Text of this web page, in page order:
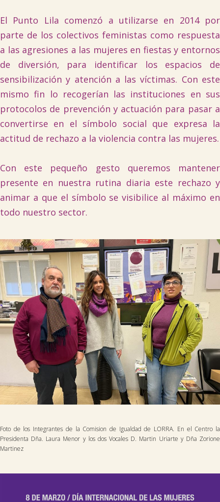
El Punto Lila comenzó a utilizarse en 2014 por
parte de los colectivos feministas como respuesta
a las agresiones a las mujeres en fiestas y entornos
de diversión, para identificar los espacios de
sensibilización y atención a las víctimas. Con este
mismo fin lo recogerían las instituciones en sus
protocolos de prevención y actuación para pasar a
convertirse en el símbolo social que expresa la
actitud de rechazo a la violencia contra las mujeres.
Con este pequeño gesto queremos mantener
presente en nuestra rutina diaria este rechazo y
animar a que el símbolo se visibilice al máximo en
todo nuestro sector.
Foto de los Integrantes de la Comision de Igualdad de LORRA. En el Centro la
Presidenta Dña. Laura Menor y los dos Vocales D. Martin Uriarte y Dña Zorione
Martinez